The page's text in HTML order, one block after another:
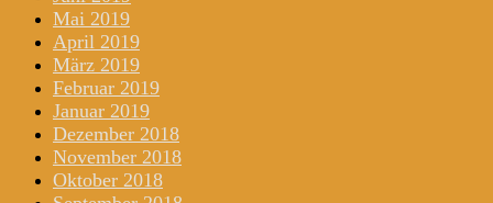
Mai 2019
April 2019
März 2019
Februar 2019
Januar 2019
Dezember 2018
November 2018
Oktober 2018